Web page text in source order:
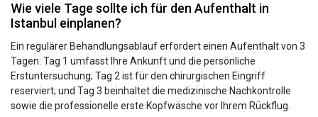
Wie viele Tage sollte ich für den Aufenthalt in
Istanbul einplanen?
Ein regulärer Behandlungsablauf erfordert einen Aufenthalt von 3
Tagen: Tag 1 umfasst Ihre Ankunft und die persönliche
Erstuntersuchung; Tag 2 ist für den chirurgischen Eingriff
reserviert; und Tag 3 beinhaltet die medizinische Nachkontrolle
sowie die professionelle erste Kopfwäsche vor Ihrem Rückflug.